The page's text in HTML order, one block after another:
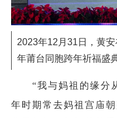
2023年12月31日，黄
年莆台同胞跨年祈福盛
“我与妈祖的缘分
年时期常去妈祖宫庙